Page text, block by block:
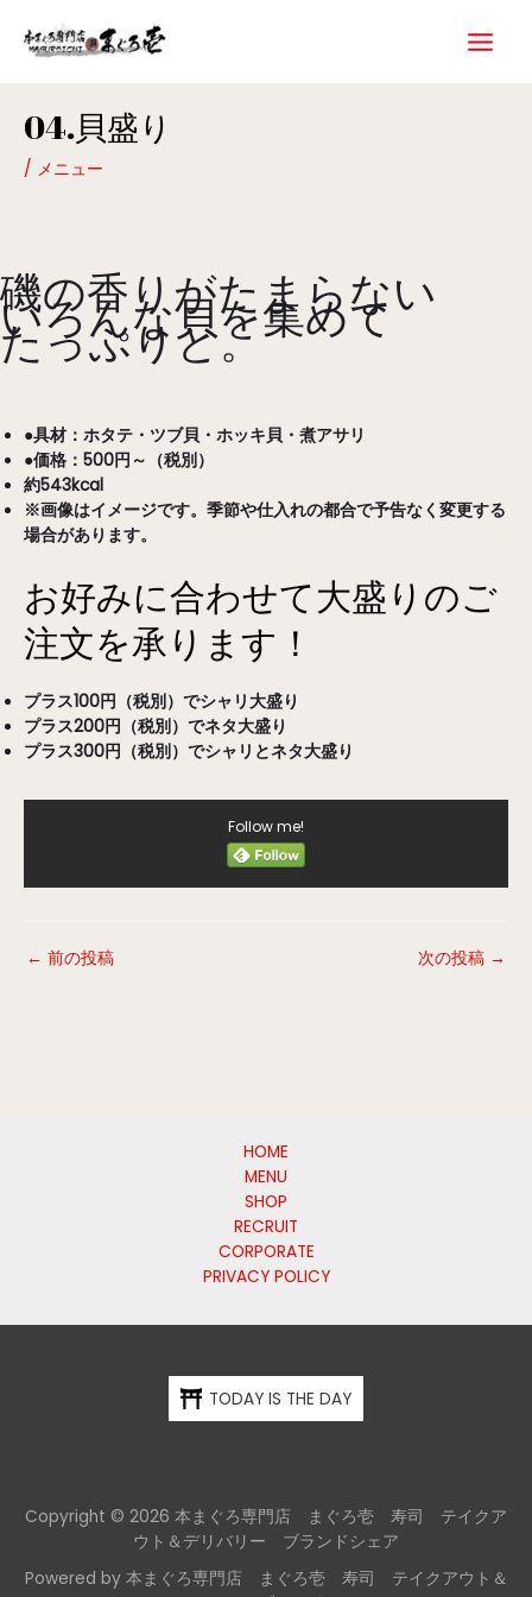
04.貝盛り
/ メニュー
磯の香りがたまらない
いろんな貝を集めて
たっぷりと。
●具材：ホタテ・ツブ貝・ホッキ貝・煮アサリ
●価格：500円～（税別）
約543kcal
※画像はイメージです。季節や仕入れの都合で予告なく変更する
場合があります。
お好みに合わせて大盛りのご
注文を承ります！
プラス100円（税別）でシャリ大盛り
プラス200円（税別）でネタ大盛り
プラス300円（税別）でシャリとネタ大盛り
Follow me!
navigation
← 前の投稿 次の投稿 →
HOME
MENU
SHOP
RECRUIT
CORPORATE
PRIVACY POLICY
TODAY IS THE DAY
Copyright © 2026 本まぐろ専門店 まぐろ壱 寿司 テイクア
ウト＆デリバリー ブランドシェア
Powered by 本まぐろ専門店 まぐろ壱 寿司 テイクアウト＆